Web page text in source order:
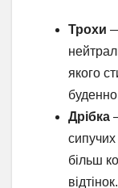
Трохи
якого
Дрібка
більш
відтінок.